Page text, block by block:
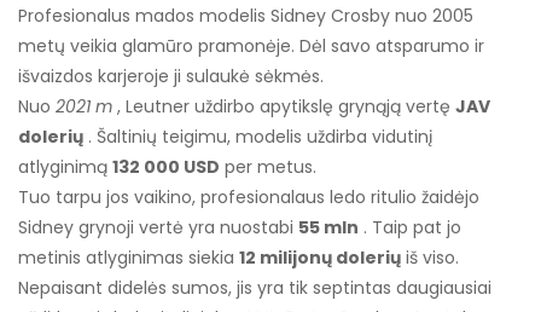
Profesionalus mados modelis Sidney Crosby nuo 2005
metų veikia glamūro pramonėje. Dėl savo atsparumo ir
išvaizdos karjeroje ji sulaukė sėkmės.
Nuo 2021 m , Leutner uždirbo apytikslę grynąją vertę JAV
dolerių . Šaltinių teigimu, modelis uždirba vidutinį
atlyginimą 132 000 USD per metus.
Tuo tarpu jos vaikino, profesionalaus ledo ritulio žaidėjo
Sidney grynoji vertė yra nuostabi 55 mln . Taip pat jo
metinis atlyginimas siekia 12 milijonų dolerių iš viso.
Nepaisant didelės sumos, jis yra tik septintas daugiausiai